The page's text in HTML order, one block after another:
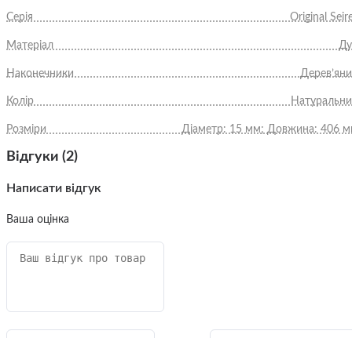
Серія Original
Матеріал
Наконечники
Колір
Розміри Діаметр: 15 мм; Довжина: 406
Відгуки (2)
Написати відгук
Ваша оцінка